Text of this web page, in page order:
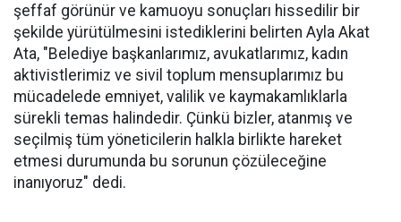
şeffaf görünür ve kamuoyu sonuçları hissedilir bir
şekilde yürütülmesini istediklerini belirten Ayla Akat
Ata, "Belediye başkanlarımız, avukatlarımız, kadın
aktivistlerimiz ve sivil toplum mensuplarımız bu
mücadelede emniyet, valilik ve kaymakamlıklarla
sürekli temas halindedir. Çünkü bizler, atanmış ve
seçilmiş tüm yöneticilerin halkla birlikte hareket
etmesi durumunda bu sorunun çözüleceğine
inanıyoruz" dedi.